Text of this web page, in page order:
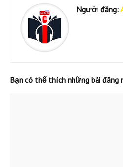
Người đăng:
Bạn có thể thích những bài đăng